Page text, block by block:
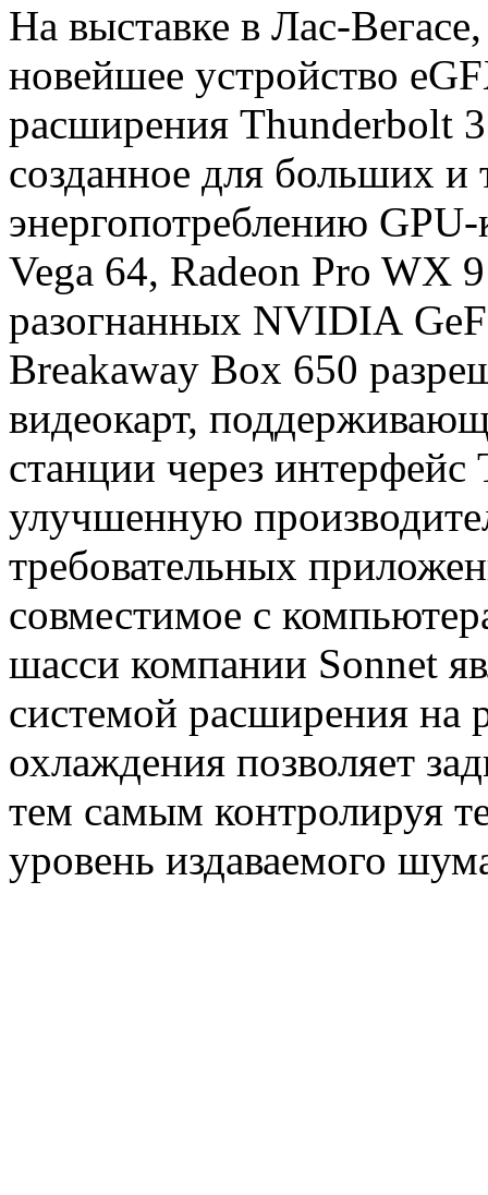
На выставке в Лас-
новейшее устройство
расширения Thunderbolt
созданное для больших и
энергопотреблению
Vega 64, Radeon Pro WX
разогнанных NVIDIA
Breakaway Box 650
видеокарт,
станции через
улучшенную
требовательных
совместимое с
шасси компании Sonnet
системой расширения на
охлаждения позволяет
тем самым контролируя
уровень издаваемого